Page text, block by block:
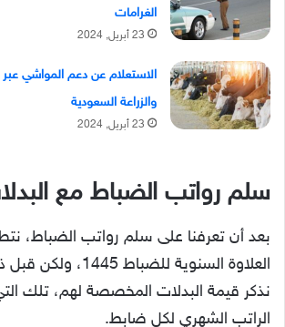
الغرامات
23 أبريل, 2024
الاستعلام عن دعم المواشي عبر
والزراعة السعودية
23 أبريل, 2024
سلم رواتب الضباط مع
بعد أن تعرفنا على سلم رواتب الضباط،
العلاوة السنوية للضباط
نذكر قيمة البدلات المخصصة لهم، تلك
الراتب الشهري لكل ضابط.